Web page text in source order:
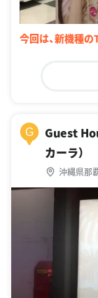
今回は、新機種の
G
Guest
カーラ）
沖縄県那